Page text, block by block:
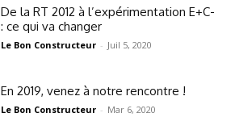
De la RT 2012 à l’expérimentation E+C-
: ce qui va changer
Le Bon Constructeur - Juil 5, 2020
En 2019, venez à notre rencontre !
Le Bon Constructeur - Mar 6, 2020